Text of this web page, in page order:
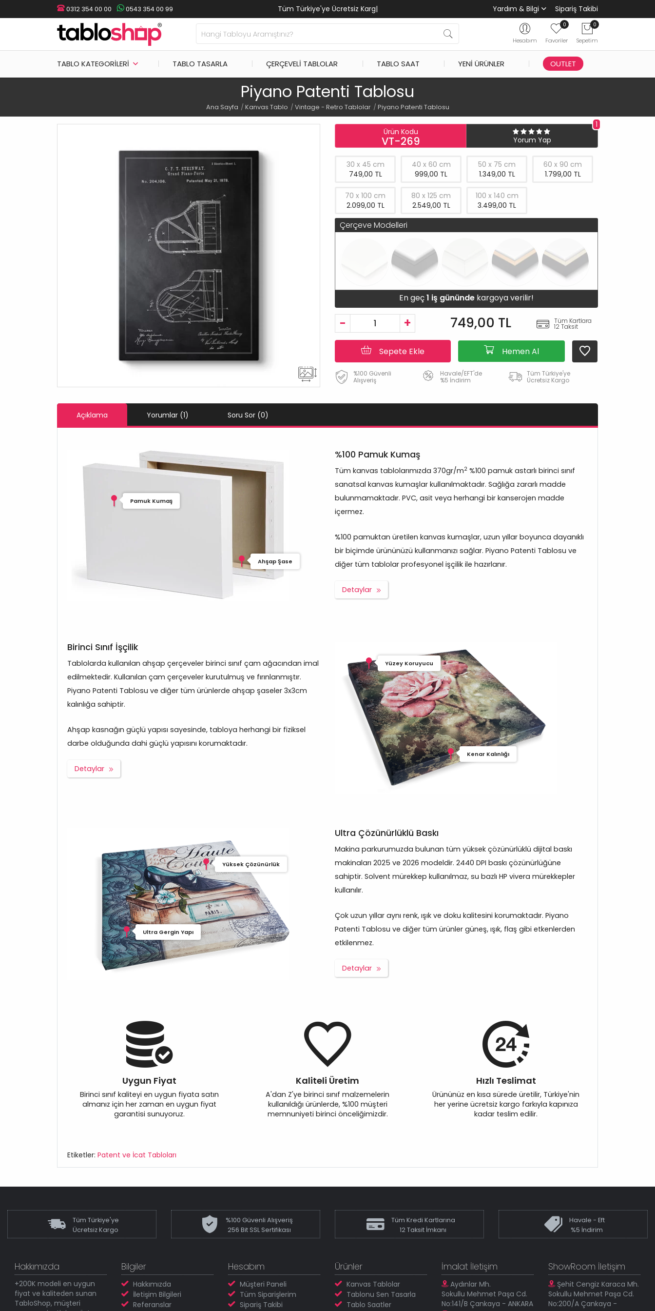
0312 354 00 00 0543 354 00 99 Tüm Türkiye'ye Ücretsiz Kargo Yardım & Bilgi Sipariş Takibi
Hesabım
0
Favoriler
0
Sepetim
TABLO KATEGORILERI TABLO TASARLA ÇERÇEVELI TABLOLAR TABLO SAAT YENI ÜRÜNLER OUTLET
Piyano Patenti Tablosu
Ana Sayfa Kanvas Tablo Vintage - Retro Tablolar Piyano Patenti Tablosu
Ürün Kodu
VT-269
1
Yorum Yap
30 x 45 cm
749,00 TL
40 x 60 cm
999,00 TL
50 x 75 cm
1.349,00 TL
60 x 90 cm
1.799,00 TL
70 x 100 cm
2.099,00 TL
80 x 125 cm
2.549,00 TL
100 x 140 cm
3.499,00 TL
Çerçeve Modelleri
En geç1 iş gününde kargoya verilir!
- + 749,00 TL Tüm Kartlara
12 Taksit
Sepete Ekle Hemen Al
%100 Güvenli
Alışveriş
Havale/EFT'de
%5 İndirim
Tüm Türkiye'ye
Ücretsiz Kargo
Açıklama Yorumlar (1) Soru Sor (0)
Pamuk Kumaş
Ahşap Şase
%100 Pamuk Kumaş
Tüm kanvas tablolarımızda 370gr/m2 %100 pamuk astarlı birinci sınıf
sanatsal kanvas kumaşlar kullanılmaktadır. Sağlığa zararlı madde
bulunmamaktadır. PVC, asit veya herhangi bir kanserojen madde
içermez.
%100 pamuktan üretilen kanvas kumaşlar, uzun yıllar boyunca dayanıklı
bir biçimde ürününüzü kullanmanızı sağlar. Piyano Patenti Tablosu ve
diğer tüm tablolar profesyonel işçilik ile hazırlanır.
Detaylar
Birinci Sınıf İşçilik
Tablolarda kullanılan ahşap çerçeveler birinci sınıf çam ağacından imal
edilmektedir. Kullanılan çam çerçeveler kurutulmuş ve fırınlanmıştır.
Piyano Patenti Tablosu ve diğer tüm ürünlerde ahşap şaseler 3x3cm
kalınlığa sahiptir.
Ahşap kasnağın güçlü yapısı sayesinde, tabloya herhangi bir fiziksel
darbe olduğunda dahi güçlü yapısını korumaktadır.
Detaylar
Yüzey Koruyucu
Kenar Kalınlığı
Yüksek Çözünürlük
Ultra Gergin Yapı
Ultra Çözünürlüklü Baskı
Makina parkurumuzda bulunan tüm yüksek çözünürlüklü dijital baskı
makinaları 2025 ve 2026 modeldir. 2440 DPI baskı çözünürlüğüne
sahiptir. Solvent mürekkep kullanılmaz, su bazlı HP vivera mürekkepler
kullanılır.
Çok uzun yıllar aynı renk, ışık ve doku kalitesini korumaktadır. Piyano
Patenti Tablosu ve diğer tüm ürünler güneş, ışık, flaş gibi etkenlerden
etkilenmez.
Detaylar
Uygun Fiyat
Birinci sınıf kaliteyi en uygun fiyata satın
almanız için her zaman en uygun fiyat
garantisi sunuyoruz.
Kaliteli Üretim
A'dan Z'ye birinci sınıf malzemelerin
kullanıldığı ürünlerde, %100 müşteri
memnuniyeti birinci önceliğimizdir.
Hızlı Teslimat
Ürününüz en kısa sürede üretilir, Türkiye'nin
her yerine ücretsiz kargo farkıyla kapınıza
kadar teslim edilir.
Etiketler: Patent ve İcat Tabloları
Tüm Türkiye'ye
Ücretsiz Kargo
%100 Güvenli Alışveriş
256 Bit SSL Sertifikası
Tüm Kredi Kartlarına
12 Taksit İmkanı
Havale - Eft
%5 İndirim
Hakkımızda
+200K modeli en uygun
fiyat ve kaliteden sunan
TabloShop, müşteri
Bilgiler
Hakkımızda
İletişim Bilgileri
Referanslar
Hesabım
Müşteri Paneli
Tüm Siparişlerim
Sipariş Takibi
Ürünler
Kanvas Tablolar
Tablonu Sen Tasarla
Tablo Saatler
İmalat İletişim
Aydınlar Mh.
Sokullu Mehmet Paşa Cd.
No:141/B Çankaya - ANKARA
ShowRoom İletişim
Şehit Cengiz Karaca Mh.
Sokullu Mehmet Paşa Cd.
No:200/A Çankaya -